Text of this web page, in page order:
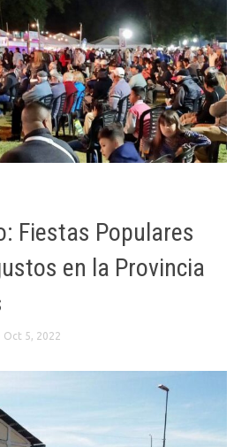
Fiestas Populares
en la Provincia
Oct 5, 2022